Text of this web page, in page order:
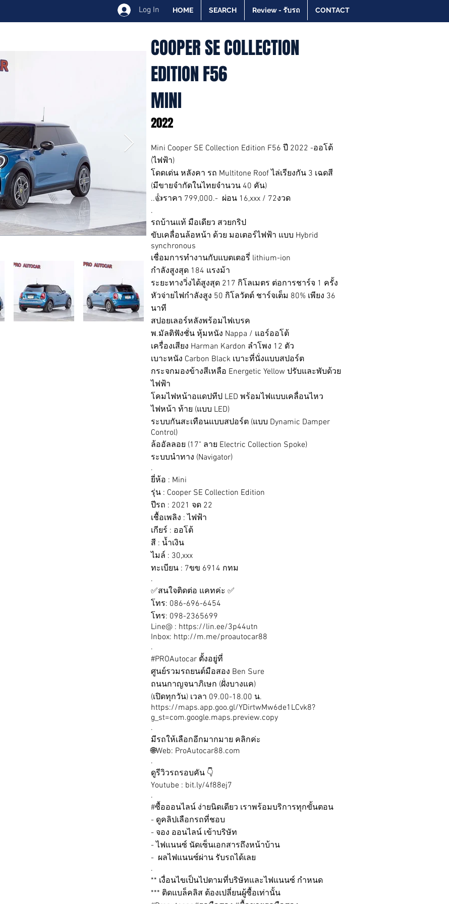
Log In HOME SEARCH Review - รับรถ CONTACT
COOPER SE COLLECTION
EDITION F56
MINI
2022
Mini Cooper SE Collection Edition F56 ปี 2022 -ออโต้
(ไฟฟ้า)
โดดเด่น หลังคา รถ Multitone Roof ไล่เรียงกัน 3 เฉดสี
(มีขายจำกัดในไทยจำนวน 40 คัน)
..👍ราคา 799,000.- ผ่อน 16,xxx / 72งวด
.
รถบ้านแท้ มือเดียว สวยกริป
ขับเคลื่อนล้อหน้า ด้วย มอเตอร์ไฟฟ้า แบบ Hybrid
synchronous
เชื่อมการทำงานกับแบตเตอรี่ lithium-ion
กำลังสูงสุด 184 แรงม้า
ระยะทางวิ่งได้สูงสุด 217 กิโลเมตร ต่อการชาร์จ 1 ครั้ง
หัวจ่ายไฟกำลังสูง 50 กิโลวัตต์ ชาร์จเต็ม 80% เพียง 36
นาที
สปอยเลอร์หลังพร้อมไฟเบรค
พ.มัลติฟังชั่น หุ้มหนัง Nappa / แอร์ออโต้
เครื่องเสียง Harman Kardon ลำโพง 12 ตัว
เบาะหนัง Carbon Black เบาะที่นั่งแบบสปอร์ต
กระจกมองข้างสีเหลือ Energetic Yellow ปรับและพับด้วย
ไฟฟ้า
โคมไฟหน้าอแดปทีป LED พร้อมไฟแบบเคลื่อนไหว
ไฟหน้า ท้าย (แบบ LED)
ระบบกันสะเทือนแบบสปอร์ต (แบบ Dynamic Damper
Control)
ล้ออัลลอย (17" ลาย Electric Collection Spoke)
ระบบนำทาง (Navigator)
.
ยี่ห้อ : Mini
รุ่น : Cooper SE Collection Edition
ปีรถ : 2021 จด 22
เชื้อเพลิง : ไฟฟ้า
เกียร์ : ออโต้
สี : น้ำเงิน
ไมล์ : 30,xxx
ทะเบียน : 7ขข 6914 กทม
.
✅สนใจติดต่อ แคทค่ะ ✅
โทร: 086-696-6454
โทร: 098-2365699
Line@ : https://lin.ee/3p44utn
Inbox: http://m.me/proautocar88
.
#PROAutocar ตั้งอยู่ที่
ศูนย์รวมรถยนต์มือสอง Ben Sure
ถนนกาญจนาภิเษก (ฝั่งบางแค)
(เปิดทุกวัน) เวลา 09.00-18.00 น.
https://maps.app.goo.gl/YDirtwMw6de1LCvk8?
g_st=com.google.maps.preview.copy
.
มีรถให้เลือกอีกมากมาย คลิกค่ะ
🌐Web: ProAutocar88.com
.
ดูรีวิวรถรอบคัน 👇
Youtube : bit.ly/4f88ej7
.
#ซื้อออนไลน์ ง่ายนิดเดียว เราพร้อมบริการทุกขั้นตอน
- ดูคลิปเลือกรถที่ชอบ
- จอง ออนไลน์ เข้าบริษัท
- ไฟแนนซ์ นัดเซ็นเอกสารถึงหน้าบ้าน
- ผลไฟแนนซ์ผ่าน รับรถได้เลย
.
** เงื่อนไขเป็นไปตามที่บริษัทและไฟแนนซ์ กำหนด
*** ติดแบล็คลิส ต้องเปลี่ยนผู้ซื้อเท่านั้น